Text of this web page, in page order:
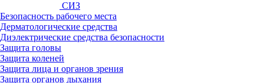
СИЗ
Безопасность рабочего места
Дерматологические средства
Диэлектрические средства безопасности
Защита головы
Защита коленей
Защита лица и органов зрения
Защита органов дыхания